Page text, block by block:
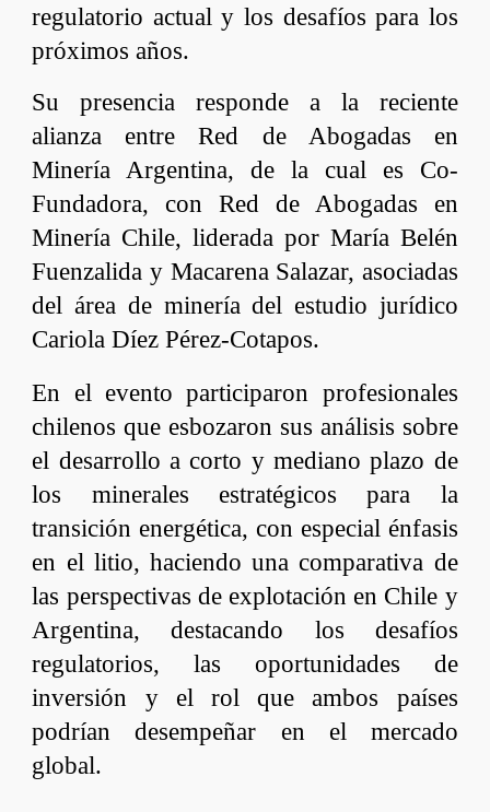
regulatorio actual y los desafíos para los
próximos años.
Su presencia responde a la reciente
alianza entre Red de Abogadas en
Minería Argentina, de la cual es Co-
Fundadora, con Red de Abogadas en
Minería Chile, liderada por María Belén
Fuenzalida y Macarena Salazar, asociadas
del área de minería del estudio jurídico
Cariola Díez Pérez-Cotapos.
En el evento participaron profesionales
chilenos que esbozaron sus análisis sobre
el desarrollo a corto y mediano plazo de
los minerales estratégicos para la
transición energética, con especial énfasis
en el litio, haciendo una comparativa de
las perspectivas de explotación en Chile y
Argentina, destacando los desafíos
regulatorios, las oportunidades de
inversión y el rol que ambos países
podrían desempeñar en el mercado
global.